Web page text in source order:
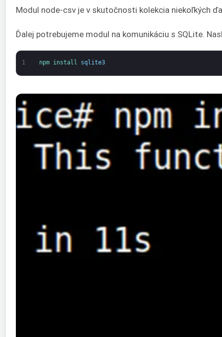
Modul node-csv je v skutočnosti kolekcia niekoľkých
Ďalej potrebujeme modul na komunikáciu s SQLite.
1 npm install sqlite3